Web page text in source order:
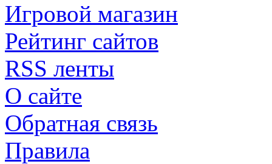
Игровой магазин
Рейтинг сайтов
RSS ленты
О сайте
Обратная связь
Правила